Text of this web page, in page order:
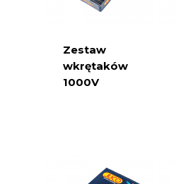
Zestaw
wkrętaków
1000V